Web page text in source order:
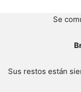
Se
Sus restos están